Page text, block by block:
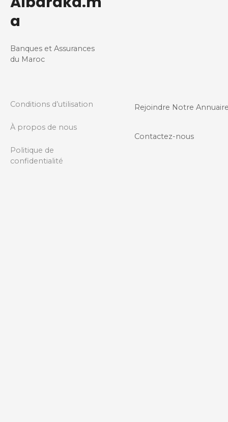
a
Banques et Assurances
du Maroc
Conditions d’utilisation
À propos de nous
Politique de
confidentialité
Rejoindre Notre
Contactez-nous